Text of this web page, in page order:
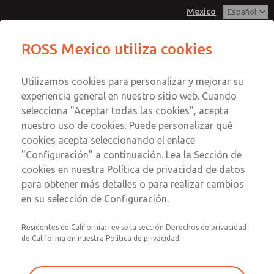
Mexico
Cuenta
Registrarse
Inscribirse
Serie MD3
MD353ECA2CB2S
Enviar esta página por correo
electrónico
Servicio al Cliente
1-800-GET-ROSS
Servicio Tecnico
1-888-TEK-ROSS
ROSS Mexico utiliza cookies
Utilizamos cookies para personalizar y mejorar su
experiencia general en nuestro sitio web. Cuando
selecciona "Aceptar todas las cookies", acepta
nuestro uso de cookies. Puede personalizar qué
cookies acepta seleccionando el enlace
"Configuración" a continuación. Lea la Sección de
cookies en nuestra Política de privacidad de datos
para obtener más detalles o para realizar cambios
en su selección de Configuración.
Residentes de California: revise la sección Derechos de privacidad
de California en nuestra Política de privacidad.